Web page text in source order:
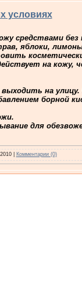
условиях
средствами
яблоки,
на
выходить на
борной
для
| Комментарии (0)